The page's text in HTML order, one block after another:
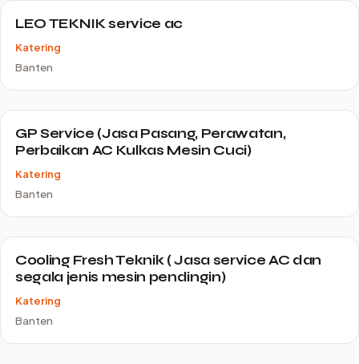
LEO TEKNIK service ac
Katering
Banten
GP Service (Jasa Pasang, Perawatan,
Perbaikan AC Kulkas Mesin Cuci)
Katering
Banten
Cooling Fresh Teknik ( Jasa service AC dan
segala jenis mesin pendingin)
Katering
Banten